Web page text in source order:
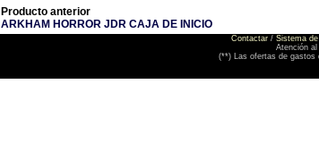
Producto anterior
ARKHAM HORROR JDR CAJA DE INICIO
Contactar / Sistema
Atención
(**) Las ofertas de gastos